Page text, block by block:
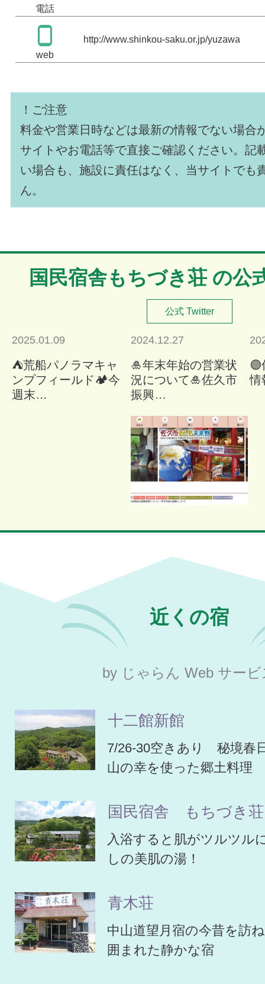
電話
web
http://www.shinkou-saku.or.jp/yuzawa
！ご注意
料金や営業日時などは最新の情報でない場合
サイトやお電話等で直接ご確認ください。記
い場合も、施設に責任はなく、当サイトでも
ん。
国民宿舎もちづき荘 の公
公式 Twitter
2025.01.09
⛺荒船パノラマキャ
ンプフィールド🏕今
週末…
2024.12.27
🎍年末年始の営業状
況について🎍佐久市
振興…
🟣
情
近くの宿
by じゃらん Web サービ
十二館新館
7/26-30空きあり 秘境春
山の幸を使った郷土料理
国民宿舎 もちづき荘
入浴すると肌がツルツル
しの美肌の湯！
青木荘
中山道望月宿の今昔を訪
囲まれた静かな宿